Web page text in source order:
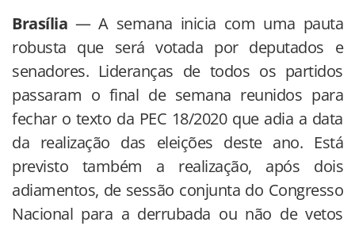
Brasília — A semana inicia com uma pauta
robusta que será votada por deputados e
senadores. Lideranças de todos os partidos
passaram o final de semana reunidos para
fechar o texto da PEC 18/2020 que adia a data
da realização das eleições deste ano. Está
previsto também a realização, após dois
adiamentos, de sessão conjunta do Congresso
Nacional para a derrubada ou não de vetos